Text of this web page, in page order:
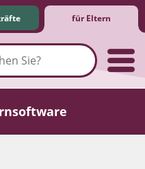
für Eltern